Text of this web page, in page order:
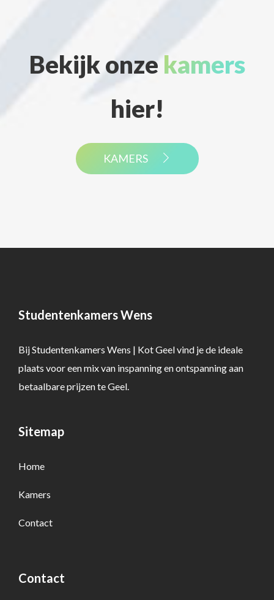
Bekijk onzekamers
hier!
KAMERS
Studentenkamers Wens
Bij Studentenkamers Wens | Kot Geel vind je de ideale
plaats voor een mix van inspanning en ontspanning aan
betaalbare prijzen te Geel.
Sitemap
Home
Kamers
Contact
Contact